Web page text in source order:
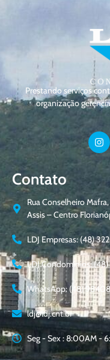
Prestando serviços
organização
Contato
Rua Conselheiro
Assis – Centro
LDJ Empresas: (48)
LDJ Condomínios:
WhatsApp: (48)
ldj@ldj.cnt.br
Seg - Sex : 8:00AM -